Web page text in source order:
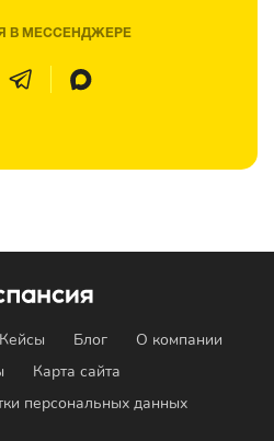
В МЕССЕНДЖЕРЕ
Кейсы Блог
О компании
Карта сайта
персональных данных